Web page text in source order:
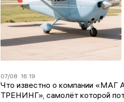
07/08 16:19
Что известно о компании «МАГ
ТРЕНИНГ», самолёт которой